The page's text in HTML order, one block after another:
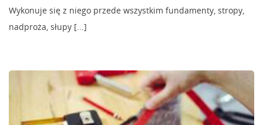
Wykonuje się z niego przede wszystkim fundamenty, stropy,
nadproża, słupy [...]